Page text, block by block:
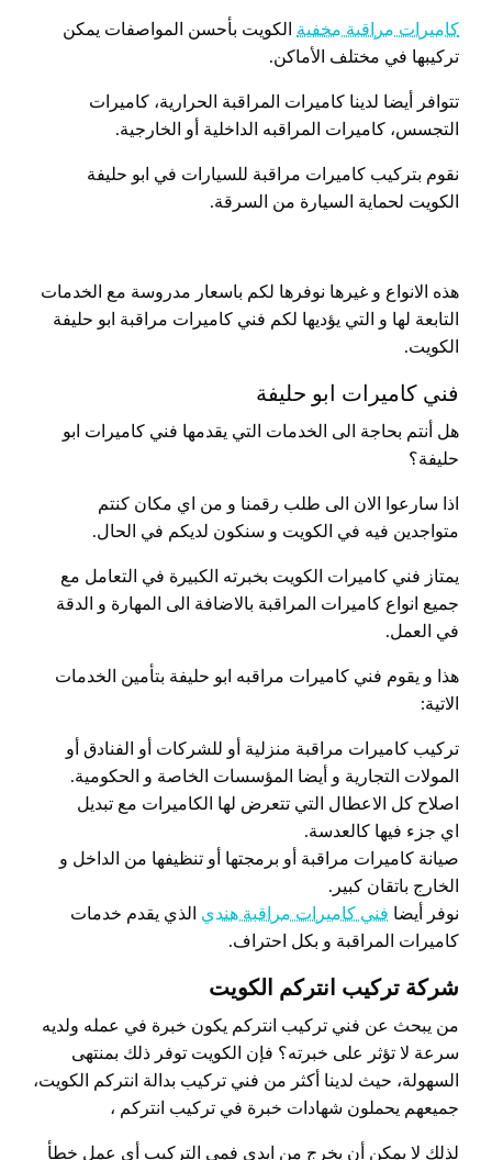
كاميرات مراقبة مخفية الكويت بأحسن المواصفات يمكن
تركيبها في مختلف الأماكن.
تتوافر أيضا لدينا كاميرات المراقبة الحرارية، كاميرات
التجسس، كاميرات المراقبه الداخلية أو الخارجية.
نقوم بتركيب كاميرات مراقبة للسيارات في ابو حليفة
الكويت لحماية السيارة من السرقة.
هذه الانواع و غيرها نوفرها لكم باسعار مدروسة مع الخدمات
التابعة لها و التي يؤديها لكم فني كاميرات مراقبة ابو حليفة
الكويت.
فني كاميرات ابو حليفة
هل أنتم بحاجة الى الخدمات التي يقدمها فني كاميرات ابو
حليفة؟
اذا سارعوا الان الى طلب رقمنا و من اي مكان كنتم
متواجدين فيه في الكويت و سنكون لديكم في الحال.
يمتاز فني كاميرات الكويت بخبرته الكبيرة في التعامل مع
جميع انواع كاميرات المراقبة بالاضافة الى المهارة و الدقة
في العمل.
هذا و يقوم فني كاميرات مراقبه ابو حليفة بتأمين الخدمات
الاتية:
تركيب كاميرات مراقبة منزلية أو للشركات أو الفنادق أو
المولات التجارية و أيضا المؤسسات الخاصة و الحكومية.
اصلاح كل الاعطال التي تتعرض لها الكاميرات مع تبديل
اي جزء فيها كالعدسة.
صيانة كاميرات مراقبة أو برمجتها أو تنظيفها من الداخل و
الخارج باتقان كبير.
نوفر أيضا فني كاميرات مراقبة هندي الذي يقدم خدمات
كاميرات المراقبة و بكل احتراف.
شركة تركيب انتركم الكويت
من يبحث عن فني تركيب انتركم يكون خبرة في عمله ولديه
سرعة لا تؤثر على خبرته؟ فإن الكويت توفر ذلك بمنتهى
السهولة، حيث لدينا أكثر من فني تركيب بدالة انتركم الكويت،
جميعهم يحملون شهادات خبرة في تركيب انتركم ،
لذلك لا يمكن أن يخرج من ايدي فمي التركيب أي عمل خطأ